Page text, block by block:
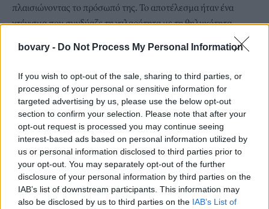
bovary - Do Not Process My Personal Information
If you wish to opt-out of the sale, sharing to third parties, or
processing of your personal or sensitive information for
targeted advertising by us, please use the below opt-out
section to confirm your selection. Please note that after your
opt-out request is processed you may continue seeing
interest-based ads based on personal information utilized by
us or personal information disclosed to third parties prior to
your opt-out. You may separately opt-out of the further
disclosure of your personal information by third parties on the
IAB’s list of downstream participants. This information may
also be disclosed by us to third parties on the IAB’s List of
πλαισιώνοντας το πρόσωπό της. Το αποτέλεσμα ήταν ένα
χτένισμα που συνδύαζε τη χαλαρότητα με τη θηλυκότητα,